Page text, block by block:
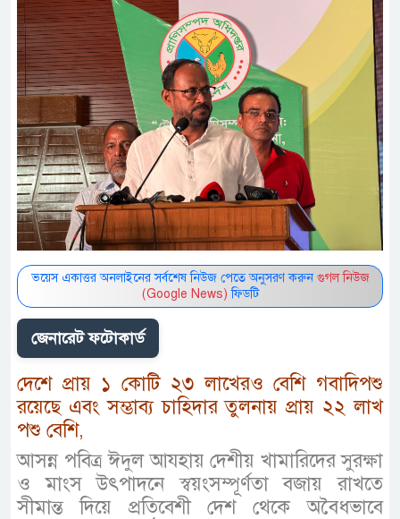
ভয়েস একাত্তর অনলাইনের সর্বশেষ নিউজ পেতে অনুসরণ করুন গুগল নিউজ
(Google News) ফিডটি
জেনারেট ফটোকার্ড
দেশে প্রায় ১ কোটি ২৩ লাখেরও বেশি গবাদিপশু
রয়েছে এবং সম্ভাব্য চাহিদার তুলনায় প্রায় ২২ লাখ
পশু বেশি,
আসন্ন পবিত্র ঈদুল আযহায় দেশীয় খামারিদের সুরক্ষা
ও মাংস উৎপাদনে স্বয়ংসম্পূর্ণতা বজায় রাখতে
সীমান্ত দিয়ে প্রতিবেশী দেশ থেকে অবৈধভাবে